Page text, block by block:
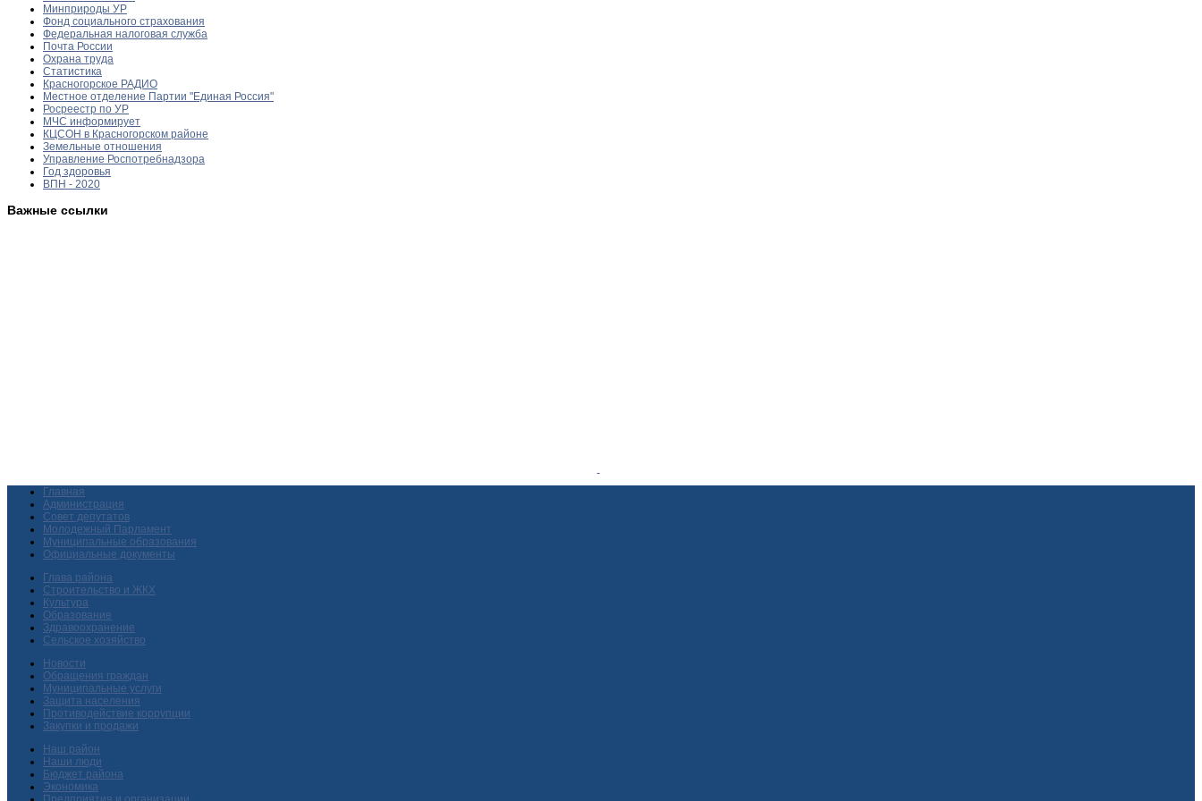
Минприроды УР
Фонд социального страхования
Федеральная налоговая служба
Почта России
Охрана труда
Статистика
Красногорское РАДИО
Местное отделение Партии "Единая Россия"
Росреестр по УР
МЧС информирует
КЦСОН в Красногорском районе
Земельные отношения
Управление Роспотребнадзора
Год здоровья
ВПН - 2020
Важные ссылки
Главная
Администрация
Совет депутатов
Молодежный Парламент
Муниципальные образования
Официальные документы
Глава района
Строительство и ЖКХ
Культура
Образование
Здравоохранение
Сельское хозяйство
Новости
Обращения граждан
Муниципальные услуги
Защита населения
Противодействие коррупции
Закупки и продажи
Наш район
Наши люди
Бюджет района
Экономика